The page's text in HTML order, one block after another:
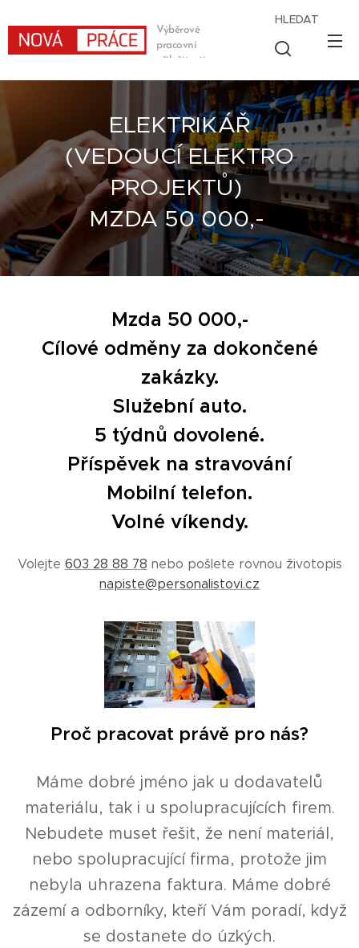
Výběrové
pracovní
příležitosti
HLEDAT
ELEKTRIKÁŘ
(VEDOUCÍ ELEKTRO
PROJEKTŮ)
MZDA 50 000,-
Mzda 50 000,-
Cílové odměny za dokončené
zakázky.
Služební auto.
5 týdnů dovolené.
Příspěvek na stravování
Mobilní telefon.
Volné víkendy.
Volejte 603 28 88 78 nebo pošlete rovnou životopis
napiste@personalistovi.cz
Proč pracovat právě pro nás?
Máme dobré jméno jak u dodavatelů
materiálu, tak i u spolupracujících firem.
Nebudete muset řešit, že není materiál,
nebo spolupracující firma, protože jim
nebyla uhrazena faktura. Máme dobré
zázemí a odborníky, kteří Vám poradí, když
se dostanete do úzkých.